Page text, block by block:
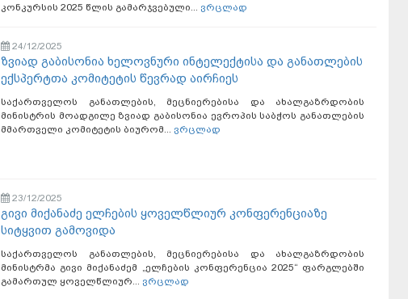
კონკურსის 2025 წლის გამარჯვებული... ვრცლად
24/12/2025
ზვიად გაბისონია ხელოვნური ინტელექტისა და განათლების
ექსპერტთა კომიტეტის წევრად აირჩიეს
საქართველოს განათლების, მეცნიერებისა და ახალგაზრდობის
მინისტრის მოადგილე ზვიად გაბისონია ევროპის საბჭოს განათლების
მმართველი კომიტეტის ბიურომ... ვრცლად
23/12/2025
გივი მიქანაძე ელჩების ყოველწლიურ კონფერენციაზე
სიტყვით გამოვიდა
საქართველოს განათლების, მეცნიერებისა და ახალგაზრდობის
მინისტრმა გივი მიქანაძემ „ელჩების კონფერენცია 2025“ ფარგლებში
გამართულ ყოველწლიურ... ვრცლად